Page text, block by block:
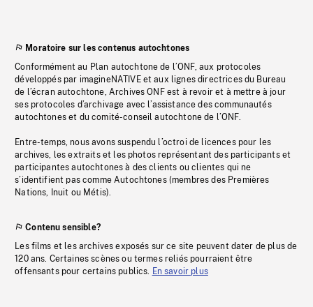
Moratoire sur les contenus autochtones
Conformément au Plan autochtone de l’ONF, aux protocoles
développés par imagineNATIVE et aux lignes directrices du Bureau
de l’écran autochtone, Archives ONF est à revoir et à mettre à jour
ses protocoles d’archivage avec l’assistance des communautés
autochtones et du comité-conseil autochtone de l’ONF.
Entre-temps, nous avons suspendu l’octroi de licences pour les
archives, les extraits et les photos représentant des participants et
participantes autochtones à des clients ou clientes qui ne
s’identifient pas comme Autochtones (membres des Premières
Nations, Inuit ou Métis).
Contenu sensible?
Les films et les archives exposés sur ce site peuvent dater de plus de
120 ans. Certaines scènes ou termes reliés pourraient être
offensants pour certains publics. En savoir plus